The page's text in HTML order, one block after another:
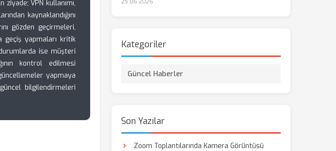
VPN kullanımı,
kaynaklandığını
gözden geçirmeleri,
geçiş yapmaları kritik
ise müşteri
kontrol edilmesi
yapmaya
bilgilendirmeleri
Kategoriler
Güncel Haberler
Son Yazılar
Zoom Toplantılarında Kamera Görüntüsü